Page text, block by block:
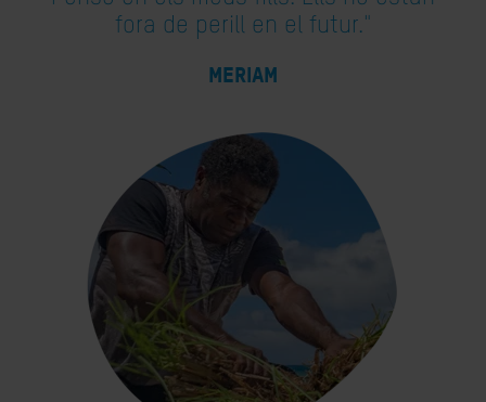
fora de perill en el futur."
MERIAM